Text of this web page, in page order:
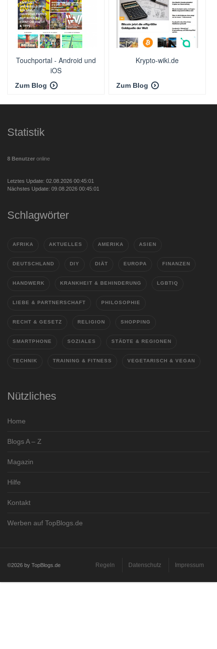
Touchportal - Android und
iOS
Zum Blog
Krypto-wiki.de
Zum Blog
Statistik
8 Benutzer online
Letztes Update: 02.08.2026 00:45:01
Nächstes Update: 09.08.2026 00:45:01
Schlagwörter
AFRIKA AKTUELLES AMERIKA ASIEN
DEUTSCHLAND DIY DIÄT EUROPA FINANZEN
HANDWERK KRANKHEIT & BEHINDERUNG LGBTIQ
LIEBE & PARTNERSCHAFT PHILOSOPHIE
RECHT & GESETZ RELIGION SHOPPING
SMARTPHONE SOZIALES STÄDTE & REGIONEN
TECHNIK TRAINING & FITNESS VEGETARISCH & VEGAN
Nützliches
Home
Blogs A – Z
Magazin
Hilfe
Kontakt
Werben auf TopBlogs.de
©2026 by TopBlogs.de Regeln Datenschutz Impressum